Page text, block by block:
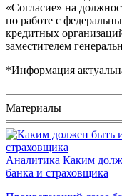
«Согласие» на
по работе с
кредитных
заместителем
*Информация
Материалы
Аналитика Каким
банка и страховщика